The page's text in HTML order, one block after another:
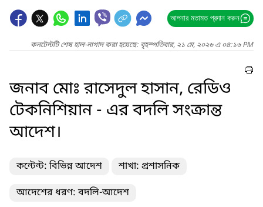
আপনার মতামত প্রদান করুন
কনটেন্টটি শেষ হাল-নাগাদ করা হয়েছে: বৃহস্পতিবার, ২১ মে, ২০২৬ এ ০৪:১৬ PM
জনাব মোঃ রাসেদুল হাসান, রেডিও
টেকনিশিয়ান - এর বদলি সংক্রান্ত
আদেশ।
কন্টেন্ট: বিভিন্ন আদেশ শাখা: প্রশাসনিক
আদেশের ধরণ: বদলি-আদেশ